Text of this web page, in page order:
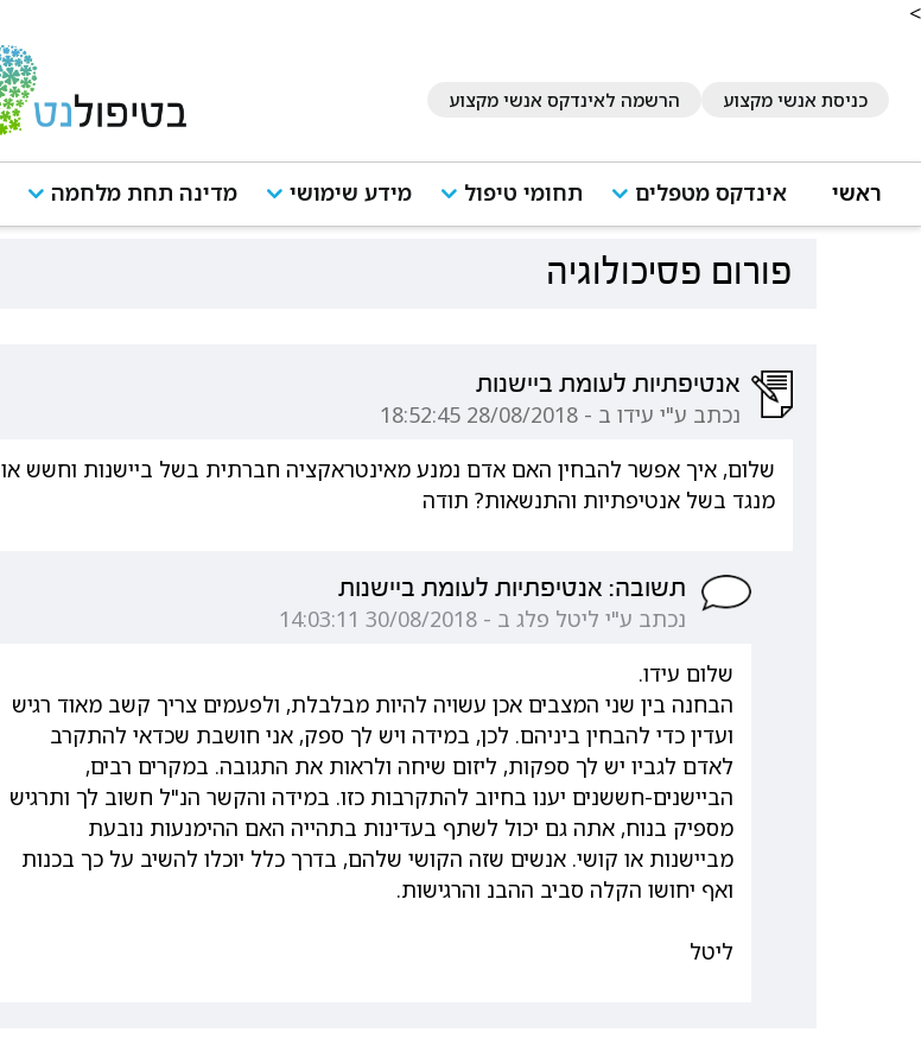
<
כניסת אנשי מקצוע הרשמה לאינדקס אנשי מקצוע
ראשי אינדקס מטפלים תחומי טיפול מידע שימושי מדינה תחת מלחמה
פורום פסיכולוגיה
אנטיפתיות לעומת ביישנות
נכתב ע"י עידו ב - 28/08/2018 18:52:45
שלום, איך אפשר להבחין האם אדם נמנע מאינטראקציה חברתית בשל ביישנות וחשש או
מנגד בשל אנטיפתיות והתנשאות? תודה
תשובה: אנטיפתיות לעומת ביישנות
נכתב ע"י ליטל פלג ב - 30/08/2018 14:03:11
שלום עידו.
הבחנה בין שני המצבים אכן עשויה להיות מבלבלת, ולפעמים צריך קשב מאוד רגיש
ועדין כדי להבחין ביניהם. לכן, במידה ויש לך ספק, אני חושבת שכדאי להתקרב
לאדם לגביו יש לך ספקות, ליזום שיחה ולראות את התגובה. במקרים רבים,
הביישנים-חששנים יענו בחיוב להתקרבות כזו. במידה והקשר הנ"ל חשוב לך ותרגיש
מספיק בנוח, אתה גם יכול לשתף בעדינות בתהייה האם ההימנעות נובעת
מביישנות או קושי. אנשים שזה הקושי שלהם, בדרך כלל יוכלו להשיב על כך בכנות
ואף יחושו הקלה סביב ההבנ והרגישות.
ליטל